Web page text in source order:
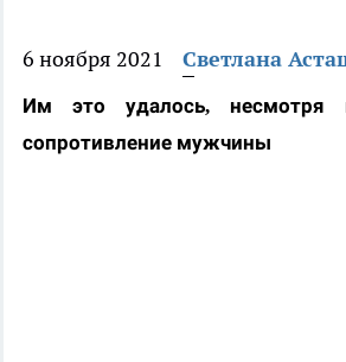
6 ноября 2021 Светлана
Им это удалось, несмотря
сопротивление мужчины